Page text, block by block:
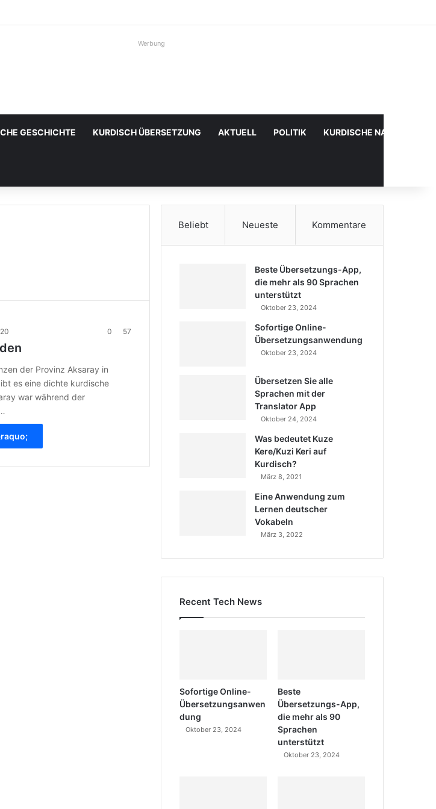
Werbung
GESCHICHTE KURDISCH ÜBERSETZUNG AKTUELL POLITIK KURDISCHE
0 57
der Provinz Aksaray in
es eine dichte kurdische
war während der
Beliebt Neueste Kommentare
Beste Übersetzungs-App,
die mehr als 90 Sprachen
unterstützt
Oktober 23, 2024
Sofortige Online-
Übersetzungsanwendung
Oktober 23, 2024
Übersetzen Sie alle
Sprachen mit der
Translator App
Oktober 24, 2024
Was bedeutet Kuze
Kere/Kuzi Keri auf
Kurdisch?
März 8, 2021
Eine Anwendung zum
Lernen deutscher
Vokabeln
März 3, 2022
Recent Tech News
Sofortige Online-
Übersetzungsanwen
dung
Oktober 23, 2024
Beste
Übersetzungs-App,
die mehr als 90
Sprachen
unterstützt
Oktober 23, 2024